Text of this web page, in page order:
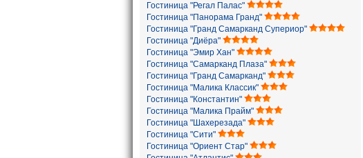
Гостиница "Регал Палас"
Гостиница "Панорама Гранд"
Гостиница "Гранд Самарканд Супериор"
Гостиница "Диёра"
Гостиница "Эмир Хан"
Гостиница "Самарканд Плаза"
Гостиница "Гранд Самарканд"
Гостиница "Малика Классик"
Гостиница "Константин"
Гостиница "Малика Прайм"
Гостиница "Шахерезада"
Гостиница "Сити"
Гостиница "Ориент Стар"